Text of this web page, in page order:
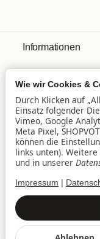
Informationen
Mehr über
Filialen
Lieferservice
Wie wir Cookies &
Durch Klicken auf
Einsatz folgender
Vimeo, Google
Meta Pixel,
können die
links unten).
und in unserer
Impressum